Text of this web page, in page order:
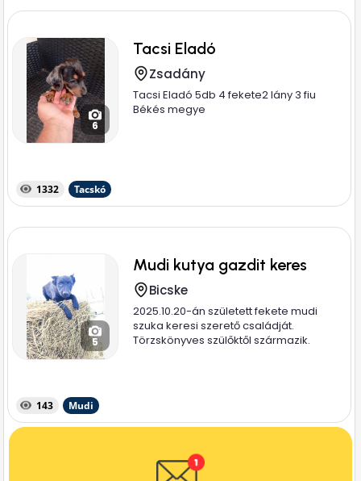
6
Tacsi Eladó
Zsadány
Tacsi Eladó 5db 4 fekete2 lány 3 fiu
Békés megye
1332 Tacskó
5
Mudi kutya gazdit keres
Bicske
2025.10.20-án született fekete mudi
szuka keresi szerető családját.
Törzskönyves szülőktől származik.
143 Mudi